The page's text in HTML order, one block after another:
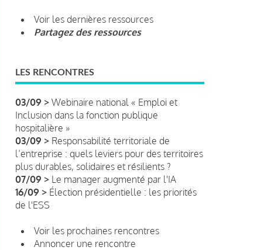
Voir les dernières ressources
Partagez des ressources
LES RENCONTRES
03/09 > Webinaire national « Emploi et
Inclusion dans la fonction publique
hospitalière »
03/09 > Responsabilité territoriale de
l’entreprise : quels leviers pour des territoires
plus durables, solidaires et résilients ?
07/09 > Le manager augmenté par l'IA
16/09 > Élection présidentielle : les priorités
de l'ESS
Voir les prochaines rencontres
Annoncer une rencontre